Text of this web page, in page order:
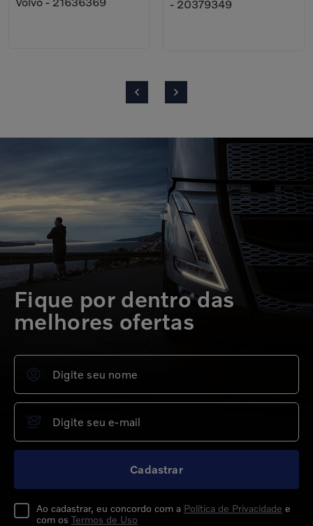
- 20379349
Fique por dentro das
melhores ofertas
Cadastrar
Ao cadastrar, eu concordo com a Política de Privacidade e
com os Termos de Uso